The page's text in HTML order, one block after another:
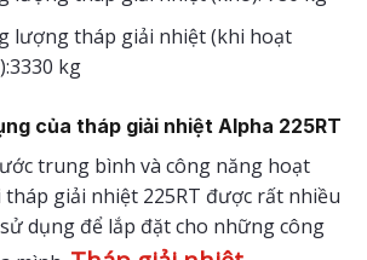
lượng tháp giải nhiệt (khi hoạt
kg
của tháp giải nhiệt Alpha 225RT
trung bình và công năng hoạt
giải nhiệt 225RT được rất nhiều
dụng để lắp đặt cho những công